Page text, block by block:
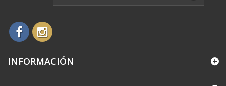
INFORMACIÓN